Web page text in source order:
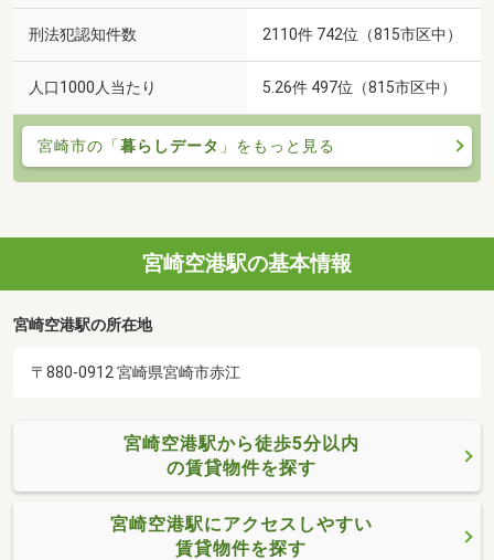
刑法犯認知件数 2110件 742位（815市区中）
人口1000人当たり 5.26件 497位（815市区中）
宮崎市の「暮らしデータ 」をもっと見る
宮崎空港駅の基本情報
宮崎空港駅の所在地
〒880-0912 宮崎県宮崎市赤江
宮崎空港駅から徒歩5分以内
の賃貸物件を探す
宮崎空港駅にアクセスしやすい
賃貸物件を探す